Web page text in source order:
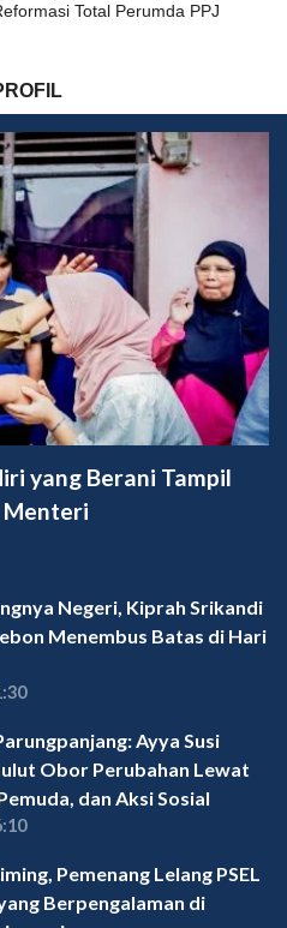
Total Perumda PPJ
yang Berani Tampil
Menteri
Negeri, Kiprah Srikandi
Menembus Batas di Hari
Ayya Susi
Obor Perubahan Lewat
dan Aksi Sosial
Pemenang Lelang PSEL
Berpengalaman di